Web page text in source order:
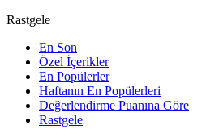
Rastgele
En Son
Özel İçerikler
En Popülerler
Haftanın En Popülerleri
Değerlendirme Puanına Göre
Rastgele